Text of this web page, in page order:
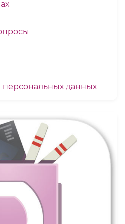
персональных данных